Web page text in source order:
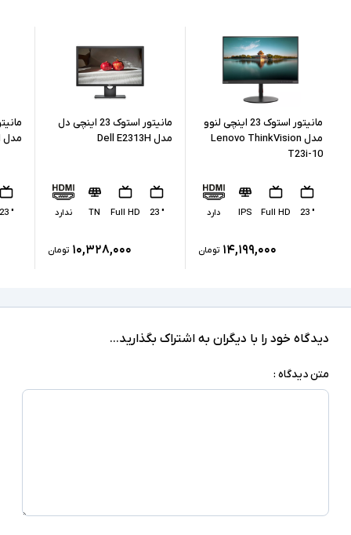
اقلام همراه کابل برق
طراحی با حاشیه کم - مصرف انرژی پایین - زاویه دید
استاندارد - مناسب برای استفاده اداری و خانگی
توضیحات تکمیلی
ممکن است پایه دستگاه با تصاویر مغایرت داشته
مانیتور استوک 23 اینچی لنوو
مدل Lenovo ThinkVision
T23i-10
" 23
Full HD
IPS دارد
۱۴,۱۹۹,۰۰۰ تومان
مانیتور استوک 23 اینچی دل
مدل Dell E2313H
" 23
Full HD
TN ندارد
۱۰,۳۲۸,۰۰۰ تومان
مدل Dell E2316H
" 23
دیدگاه خود را با دیگران به اشتراک بگذارید...
متن دیدگاه :